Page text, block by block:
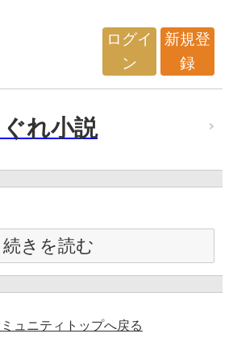
ログイ
ン
新規登
録
れ小説
続きを読む
ュニティトップへ戻る